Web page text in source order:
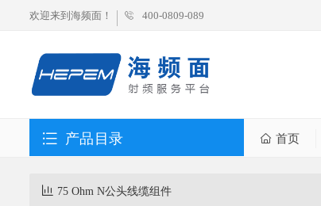
欢迎来到海频面！ 400-0809-089
产品目录 首页
75 Ohm N公头线缆组件